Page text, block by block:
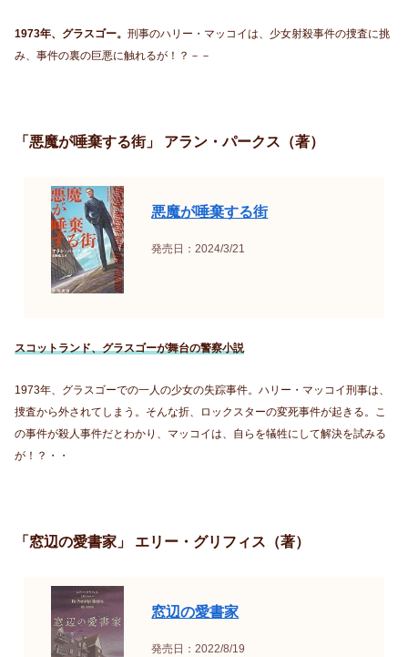
1973年、グラスゴー。 刑事のハリー・マッコイは、少女射殺事件の捜査に挑
み、事件の裏の巨悪に触れるが！？－－
「悪魔が唾棄する街」 アラン・パークス（著）
悪魔が唾棄する街
発売日：2024/3/21
スコットランド、グラスゴーが舞台の警察小説
1973年、グラスゴーでの一人の少女の失踪事件。ハリー・マッコイ刑事は、
捜査から外されてしまう。そんな折、ロックスターの変死事件が起きる。こ
の事件が殺人事件だとわかり、マッコイは、自らを犠牲にして解決を試みる
が！？・・
「窓辺の愛書家」 エリー・グリフィス（著）
窓辺の愛書家
発売日：2022/8/19